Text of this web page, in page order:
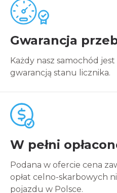
Gwarancja
Każdy nasz samochód
gwarancją stanu licznika.
W pełni
Podana w ofercie cena
opłat celno-skarbowych
pojazdu w Polsce.